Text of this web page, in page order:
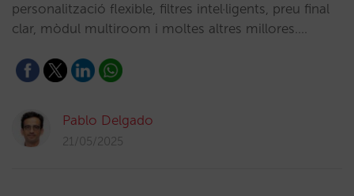
personalització flexible, filtres intel·ligents, preu final
clar, mòdul multiroom i moltes altres millores.…
Pablo Delgado
21/05/2025